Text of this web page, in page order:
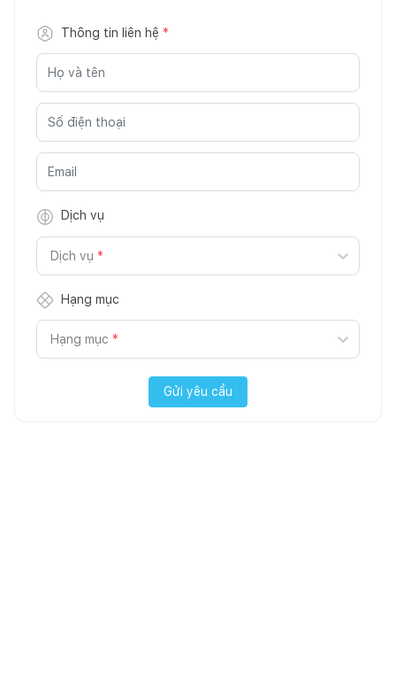
Thông tin liên hệ *
Dịch vụ
Dịch vụ *
Hạng mục
Hạng mục *
Gửi yêu cầu